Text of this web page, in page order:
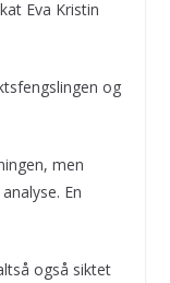
Eva Kristin
og
men
En
også siktet